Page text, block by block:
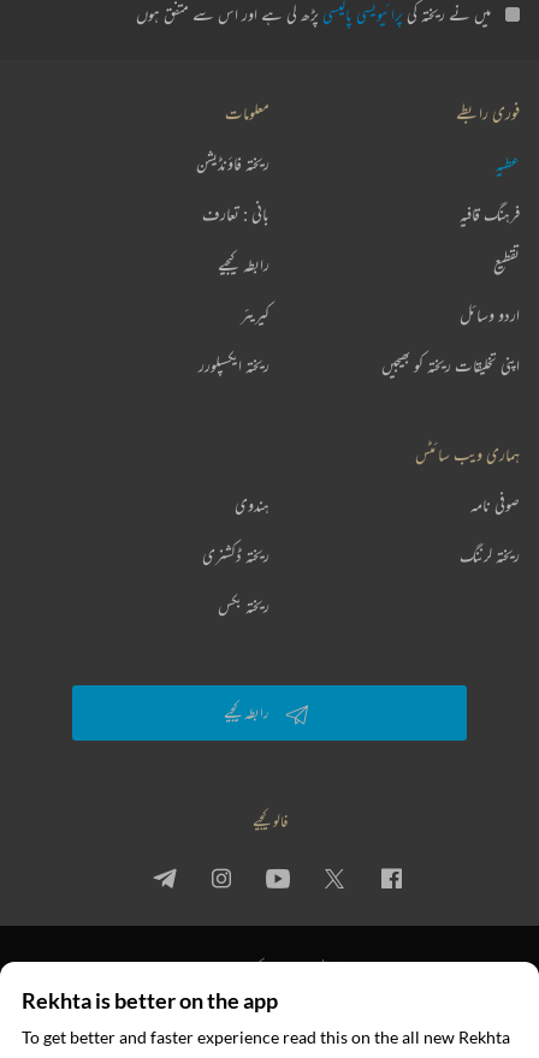
میں نے ریختہ کی پرائیویسی پالیسی پڑھ لی ہے اور اس سے متفق ہوں
فوری رابطے
عطیہ
فرہنگ قافیہ
تقطیع
اردو وسائل
اپنی تخلیقات ریختہ کو بھیجیں
معلومات
ریختہ فاؤنڈیشن
بانی : تعارف
رابطہ کیجیے
کیریئر
ریختہ ایکسپلورر
ہماری ویب سائٹس
ہندوی صوفی نامہ
ریختہ ڈکشنری ریختہ لرننگ
ریختہ بکس
رابطہ کیجیے
فالو کیجیے
© 2026 Rekhta™ Foundation. All rights reserved.
Rekhta is better on the app
To get better and faster experience read this on the all new Rekhta